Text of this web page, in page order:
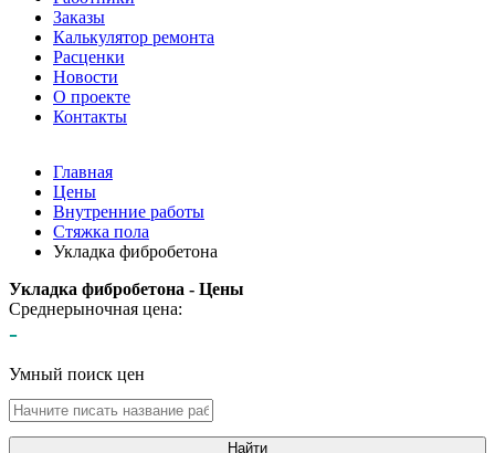
Заказы
Калькулятор ремонта
Расценки
Новости
О проекте
Контакты
Главная
Цены
Внутренние работы
Стяжка пола
Укладка фибробетона
Укладка фибробетона - Цены
Среднерыночная цена:
-
Умный поиск цен
Найти